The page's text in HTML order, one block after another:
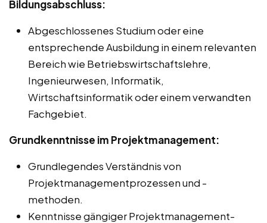
Bildungsabschluss:
Abgeschlossenes Studium oder eine
entsprechende Ausbildung in einem relevanten
Bereich wie Betriebswirtschaftslehre,
Ingenieurwesen, Informatik,
Wirtschaftsinformatik oder einem verwandten
Fachgebiet.
Grundkenntnisse im Projektmanagement:
Grundlegendes Verständnis von
Projektmanagementprozessen und -
methoden.
Kenntnisse gängiger Projektmanagement-